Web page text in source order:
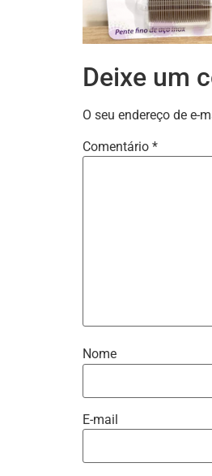
Deixe um
O seu endereço de e-
Comentário *
Nome
E-mail